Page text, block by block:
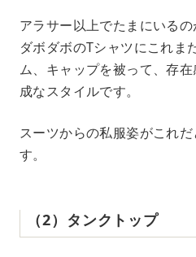
アラサー以上でたまにいるの
ダボダボのTシャツにこれま
ム、キャップを被って、存
成なスタイルです。
スーツからの私服姿がこれ
す。
（2）タンクトップ